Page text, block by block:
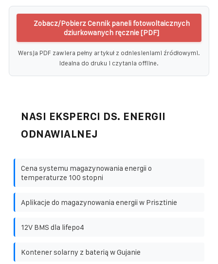
Zobacz/Pobierz Cennik paneli fotowoltaicznych
dziurkowanych ręcznie [PDF]
Wersja PDF zawiera pełny artykuł z odniesieniami źródłowymi.
Idealna do druku i czytania offline.
NASI EKSPERCI DS. ENERGII
ODNAWIALNEJ
Cena systemu magazynowania energii o
temperaturze 100 stopni
Aplikacje do magazynowania energii w Prisztinie
12V BMS dla lifepo4
Kontener solarny z baterią w Gujanie